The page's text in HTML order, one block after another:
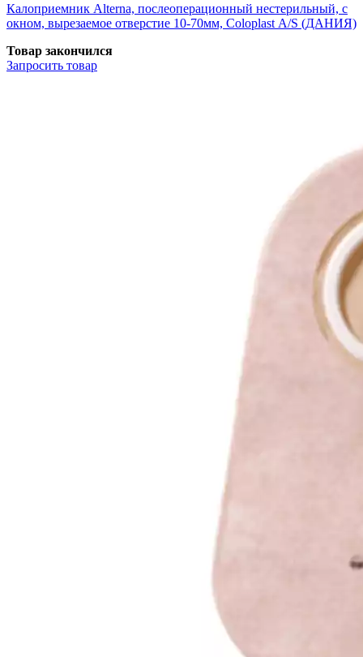
Калоприемник Alterna, послеоперационный нестерильный, с
окном, вырезаемое отверстие 10-70мм, Coloplast А/S (ДАНИЯ)
Товар закончился
Запросить товар